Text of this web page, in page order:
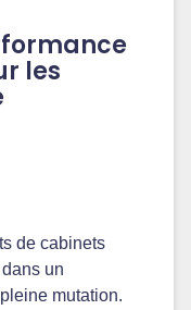
les
de cabinets
un
mutation.